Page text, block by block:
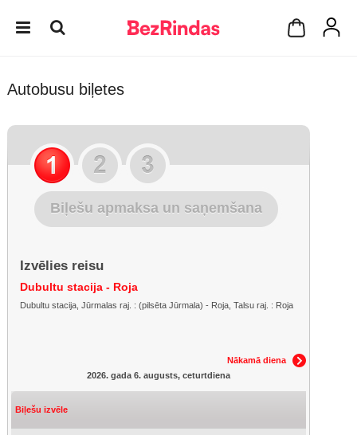
Autobusu biļetes
Biļešu apmaksa un saņemšana
Izvēlies reisu
Dubultu stacija - Roja
Dubultu stacija, Jūrmalas raj. : (pilsēta Jūrmala) - Roja, Talsu raj. : Roja
Nākamā diena
2026. gada 6. augusts, ceturtdiena
Biļešu izvēle